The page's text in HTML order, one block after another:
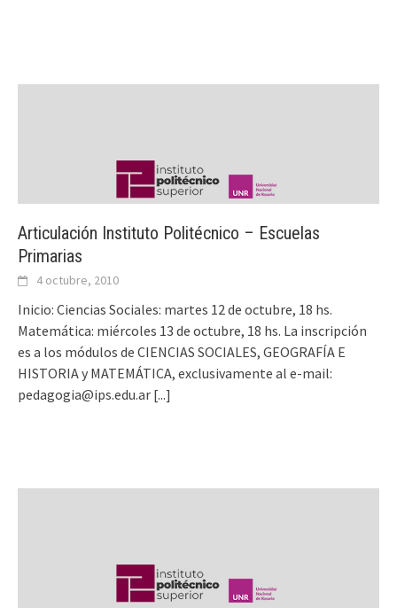
Articulación Instituto Politécnico – Escuelas
Primarias
4 octubre, 2010
Inicio: Ciencias Sociales: martes 12 de octubre, 18 hs.
Matemática: miércoles 13 de octubre, 18 hs. La inscripción
es a los módulos de CIENCIAS SOCIALES, GEOGRAFÍA E
HISTORIA y MATEMÁTICA, exclusivamente al e-mail:
pedagogia@ips.edu.ar [...]